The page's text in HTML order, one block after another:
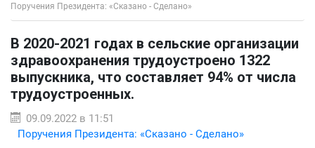
Поручения Президента: «Сказано - Сделано»
В 2020-2021 годах в сельские организации
здравоохранения трудоустроено 1322
выпускника, что составляет 94% от числа
трудоустроенных.
09.09.2022 в 11:51
Поручения Президента: «Сказано - Сделано»